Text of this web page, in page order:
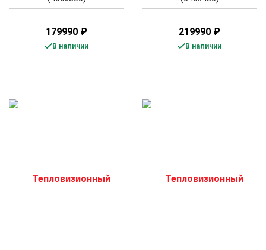
179990 ₽
В наличии
219990 ₽
В наличии